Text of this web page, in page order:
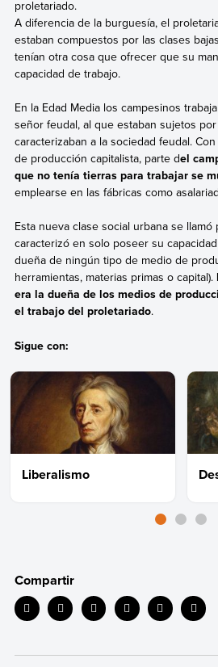
proletariado.
A diferencia de la burguesía, el
estaban compuestos por las clases
tenían otra cosa que ofrecer que su
capacidad de trabajo.
En la Edad Media los campesinos
señor feudal, al que estaban sujetos
caracterizaban a la sociedad feudal.
de producción capitalista, parte del
que no tenía tierras para trabajar se
emplearse en las fábricas como
Esta nueva clase social urbana se
caracterizó en solo poseer su
dueña de ningún tipo de medio de
herramientas, materias primas o capital).
era la dueña de los medios de
el trabajo del proletariado.
Sigue con:
Liberalismo
Compartir